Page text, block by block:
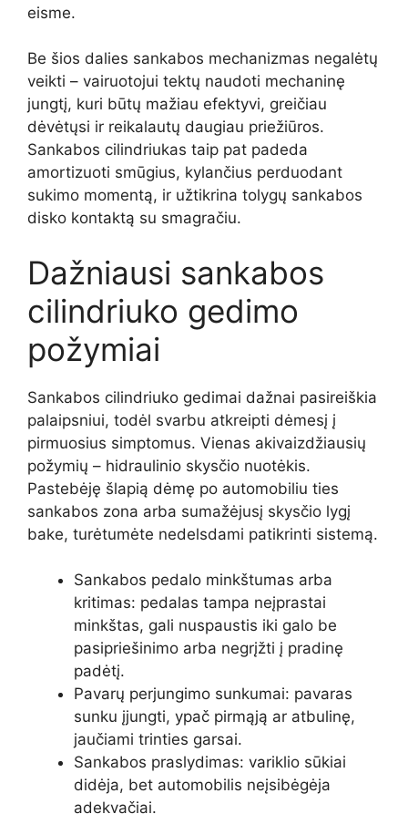
eisme.
Be šios dalies sankabos mechanizmas negalėtų
veikti – vairuotojui tektų naudoti mechaninę
jungtį, kuri būtų mažiau efektyvi, greičiau
dėvėtųsi ir reikalautų daugiau priežiūros.
Sankabos cilindriukas taip pat padeda
amortizuoti smūgius, kylančius perduodant
sukimo momentą, ir užtikrina tolygų sankabos
disko kontaktą su smagračiu.
Dažniausi sankabos
cilindriuko gedimo
požymiai
Sankabos cilindriuko gedimai dažnai pasireiškia
palaipsniui, todėl svarbu atkreipti dėmesį į
pirmuosius simptomus. Vienas akivaizdžiausių
požymių – hidraulinio skysčio nuotėkis.
Pastebėję šlapią dėmę po automobiliu ties
sankabos zona arba sumažėjusį skysčio lygį
bake, turėtumėte nedelsdami patikrinti sistemą.
Sankabos pedalo minkštumas arba
kritimas: pedalas tampa neįprastai
minkštas, gali nuspaustis iki galo be
pasipriešinimo arba negrįžti į pradinę
padėtį.
Pavarų perjungimo sunkumai: pavaras
sunku įjungti, ypač pirmąją ar atbulinę,
jaučiami trinties garsai.
Sankabos praslydimas: variklio sūkiai
didėja, bet automobilis neįsibėgėja
adekvačiai.